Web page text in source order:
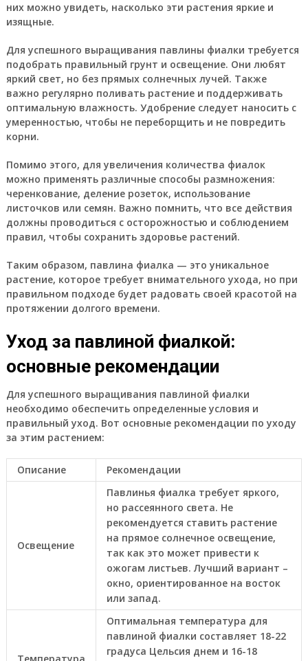
них можно увидеть, насколько эти растения яркие и
изящные.
Для успешного выращивания павлины фиалки требуется
подобрать правильный грунт и освещение. Они любят
яркий свет, но без прямых солнечных лучей. Также
важно регулярно поливать растение и поддерживать
оптимальную влажность. Удобрение следует наносить с
умеренностью, чтобы не переборщить и не повредить
корни.
Помимо этого, для увеличения количества фиалок
можно применять различные способы размножения:
черенкование, деление розеток, использование
листочков или семян. Важно помнить, что все действия
должны проводиться с осторожностью и соблюдением
правил, чтобы сохранить здоровье растений.
Таким образом, павлина фиалка — это уникальное
растение, которое требует внимательного ухода, но при
правильном подходе будет радовать своей красотой на
протяжении долгого времени.
Уход за павлиной фиалкой:
основные рекомендации
Для успешного выращивания павлиной фиалки
необходимо обеспечить определенные условия и
правильный уход. Вот основные рекомендации по уходу
за этим растением:
Описание Рекомендации
Освещение
Павлинья фиалка требует яркого,
но рассеянного света. Не
рекомендуется ставить растение
на прямое солнечное освещение,
так как это может привести к
ожогам листьев. Лучший вариант –
окно, ориентированное на восток
или запад.
Оптимальная температура для
павлиной фиалки составляет 18-22
градуса Цельсия днем и 16-18